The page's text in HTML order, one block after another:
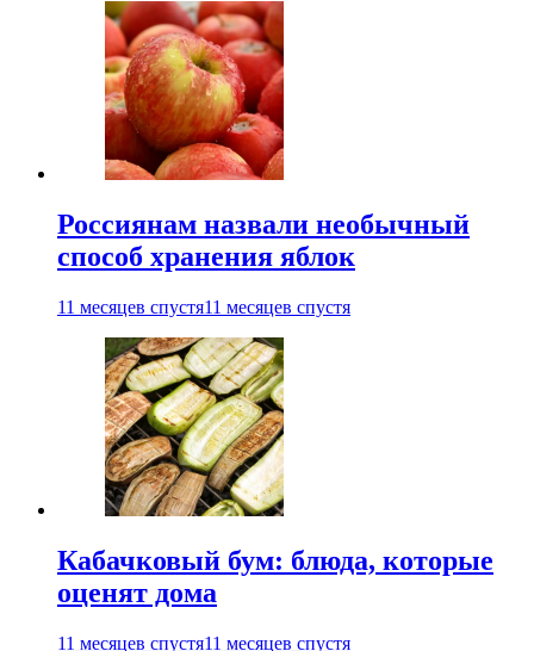
Россиянам назвали необычный
способ хранения яблок
11 месяцев спустя11 месяцев спустя
Кабачковый бум: блюда, которые
оценят дома
11 месяцев спустя11 месяцев спустя